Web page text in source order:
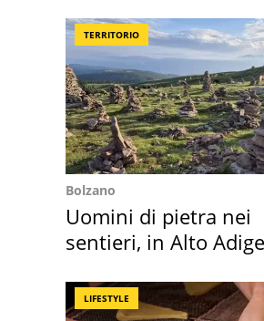
TERRITORIO
Bolzano
Uomini di pietra nei
sentieri, in Alto Adige
LIFESTYLE